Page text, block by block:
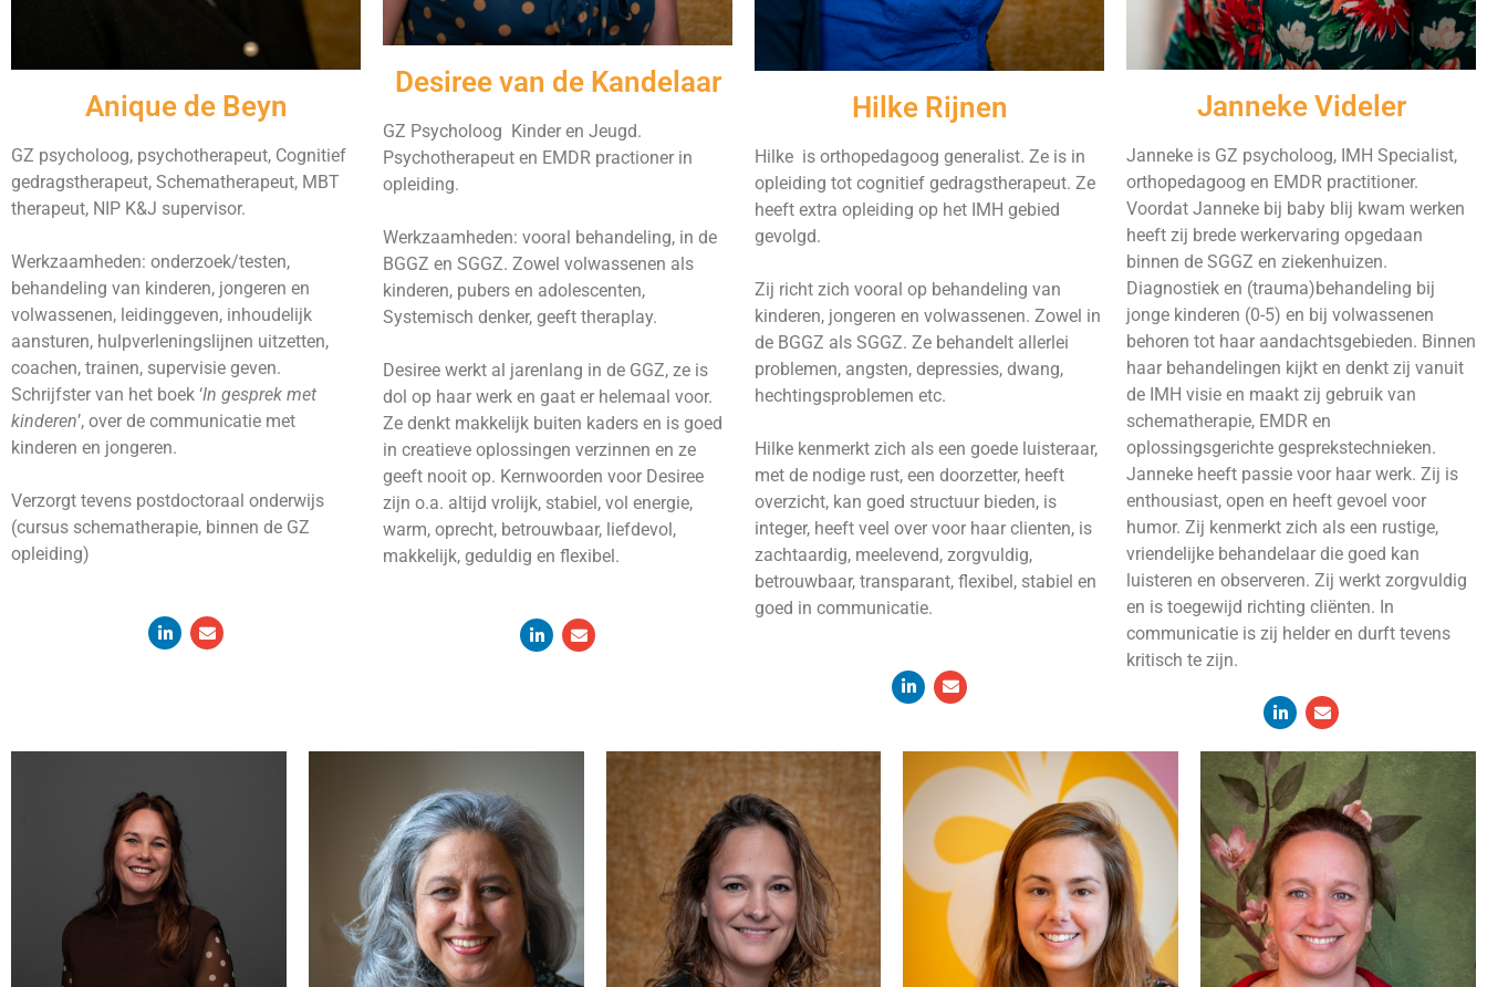
Anique de Beyn
GZ psycholoog, psychotherapeut, Cognitief
gedragstherapeut, Schematherapeut, MBT
therapeut, NIP K&J supervisor.
Werkzaamheden: onderzoek/testen,
behandeling van kinderen, jongeren en
volwassenen, leidinggeven, inhoudelijk
aansturen, hulpverleningslijnen uitzetten,
coachen, trainen, supervisie geven.
Schrijfster van het boek ‘In gesprek met
kinderen’, over de communicatie met
kinderen en jongeren.
Verzorgt tevens postdoctoraal onderwijs
(cursus schematherapie, binnen de GZ
opleiding)
Desiree van de Kandelaar
GZ Psycholoog Kinder en Jeugd.
Psychotherapeut en EMDR practioner in
opleiding.
Werkzaamheden: vooral behandeling, in de
BGGZ en SGGZ. Zowel volwassenen als
kinderen, pubers en adolescenten,
Systemisch denker, geeft theraplay.
Desiree werkt al jarenlang in de GGZ, ze is
dol op haar werk en gaat er helemaal voor.
Ze denkt makkelijk buiten kaders en is goed
in creatieve oplossingen verzinnen en ze
geeft nooit op. Kernwoorden voor Desiree
zijn o.a. altijd vrolijk, stabiel, vol energie,
warm, oprecht, betrouwbaar, liefdevol,
makkelijk, geduldig en flexibel.
Hilke Rijnen
Hilke is orthopedagoog generalist. Ze is in
opleiding tot cognitief gedragstherapeut. Ze
heeft extra opleiding op het IMH gebied
gevolgd.
Zij richt zich vooral op behandeling van
kinderen, jongeren en volwassenen. Zowel in
de BGGZ als SGGZ. Ze behandelt allerlei
problemen, angsten, depressies, dwang,
hechtingsproblemen etc.
Hilke kenmerkt zich als een goede luisteraar,
met de nodige rust, een doorzetter, heeft
overzicht, kan goed structuur bieden, is
integer, heeft veel over voor haar clienten, is
zachtaardig, meelevend, zorgvuldig,
betrouwbaar, transparant, flexibel, stabiel en
goed in communicatie.
Janneke Videler
Janneke is GZ psycholoog, IMH Specialist,
orthopedagoog en EMDR practitioner.
Voordat Janneke bij baby blij kwam werken
heeft zij brede werkervaring opgedaan
binnen de SGGZ en ziekenhuizen.
Diagnostiek en (trauma)behandeling bij
jonge kinderen (0-5) en bij volwassenen
behoren tot haar aandachtsgebieden. Binnen
haar behandelingen kijkt en denkt zij vanuit
de IMH visie en maakt zij gebruik van
schematherapie, EMDR en
oplossingsgerichte gesprekstechnieken.
Janneke heeft passie voor haar werk. Zij is
enthousiast, open en heeft gevoel voor
humor. Zij kenmerkt zich als een rustige,
vriendelijke behandelaar die goed kan
luisteren en observeren. Zij werkt zorgvuldig
en is toegewijd richting cliënten. In
communicatie is zij helder en durft tevens
kritisch te zijn.